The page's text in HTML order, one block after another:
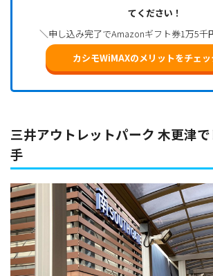
てください！
＼申し込み完了でAmazonギフト券1万5千
カシモWiMAXのメリットをチェッ
三井アウトレットパーク 木更津
手